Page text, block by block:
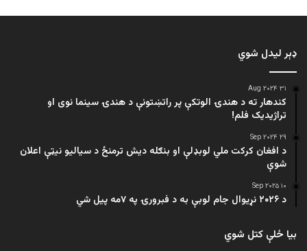
ډېر لیدل شوي
۳۱ Aug ۲۰۲۴
کندهار ته د هندۍ الوتکې پر راتښتونې د هندۍ سینما نوی او
تراژيديک فلم!
۲۹ Sep ۲۰۲۴
د افغان کرکت ملي لوبډلې او بنګله دیش ترمنځ د سیالیو نیټې اعلان
شوې
۱۰ Sep ۲۰۲۵
د ۲۰۲۶ نړیوال جام لوبې به د فبرورۍ په ۷مه پیل شي
بیا ځلې کتل شوي